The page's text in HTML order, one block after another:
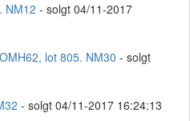
NM12 - solgt 04/11-2017
lot 805. NM30 - solgt
- solgt 04/11-2017 16:24:13